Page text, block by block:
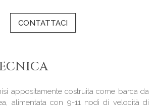
CONTATTACI
appositamente costruita come barca da
alimentata con 9-11 nodi di velocità di